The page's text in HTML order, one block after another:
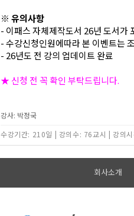
※ 유의사항
- 이패스 자체제작도서 26년 도서가
- 수강신청인원에따라 본 이벤트는
- 26년도 전 강의 업데이트 완료
★ 신청 전 꼭 확인 부탁드립니다.
강사: 박정국
수강기간: 210일 | 강의수: 76교시 | 강의
회사소개